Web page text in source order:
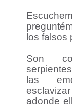
los falsos
Son
las
adonde